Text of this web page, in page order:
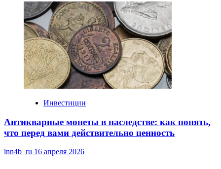
Инвестиции
Антикварные монеты в наследстве: как понять,
что перед вами действительно ценность
inn4b_ru 16 апреля 2026